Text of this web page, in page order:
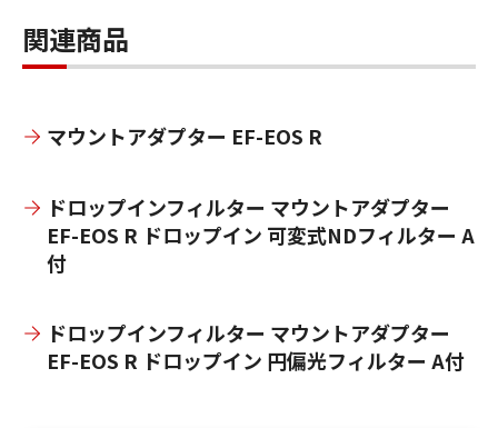
関連商品
マウントアダプター EF-EOS R
ドロップインフィルター マウントアダプター
EF-EOS R ドロップイン 可変式NDフィルター A
付
ドロップインフィルター マウントアダプター
EF-EOS R ドロップイン 円偏光フィルター A付